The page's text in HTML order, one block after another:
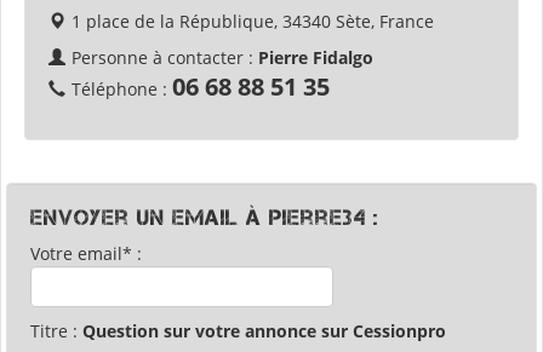
1 place de la République, 34340 Sète, France
Personne à contacter : Pierre Fidalgo
Téléphone : 06 68 88 51 35
Envoyer un email à Pierre34 :
Votre email* :
Titre : Question sur votre annonce sur Cessionpro